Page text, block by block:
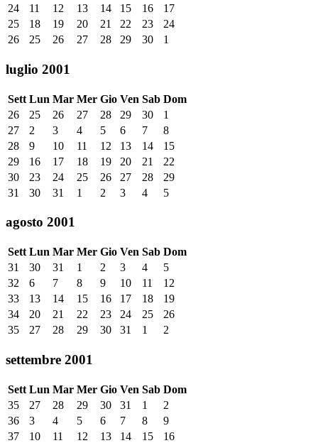
24
11 12 13 14 15 16
17
25
18 19 20 21 22 23
24
26
25 26 27 28 29 30 1
luglio 2001
Sett Lun Mar Mer Gio Ven Sab Dom
26
25 26 27 28 29 30
1
27
2 3 4 5 6 7
8
28
9 10 11 12 13 14
15
29
16 17 18 19 20 21
22
30
23 24 25 26 27 28
29
31
30 31 1 2 3 4 5
agosto 2001
Sett Lun Mar Mer Gio Ven Sab Dom
31
30 31 1 2 3 4
5
32
6 7 8 9 10 11
12
33
13 14 15 16 17 18
19
34
20 21 22 23 24 25
26
35
27 28 29 30 31 1 2
settembre 2001
Sett Lun Mar Mer Gio Ven Sab Dom
35
27 28 29 30 31 1
2
36
3 4 5 6 7 8
9
37
10 11 12 13 14 15
16